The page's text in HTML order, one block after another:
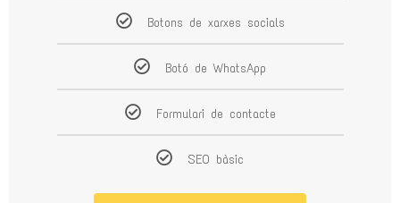
Botons de xarxes socials
Botó de WhatsApp
Formulari de contacte
SEO bàsic